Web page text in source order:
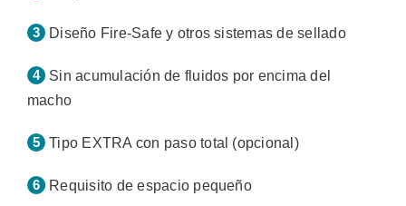
Diseño Fire-Safe y otros sistemas de sellado
Sin acumulación de fluidos por encima del
macho
Tipo EXTRA con paso total (opcional)
Requisito de espacio pequeño